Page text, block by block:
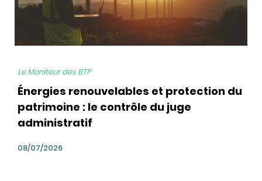
Le Moniteur des BTP
Énergies renouvelables et protection du
patrimoine : le contrôle du juge
administratif
08/07/2026